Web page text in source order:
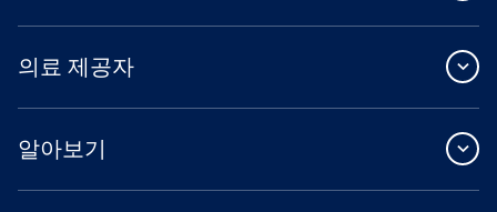
의료 제공자
알아보기